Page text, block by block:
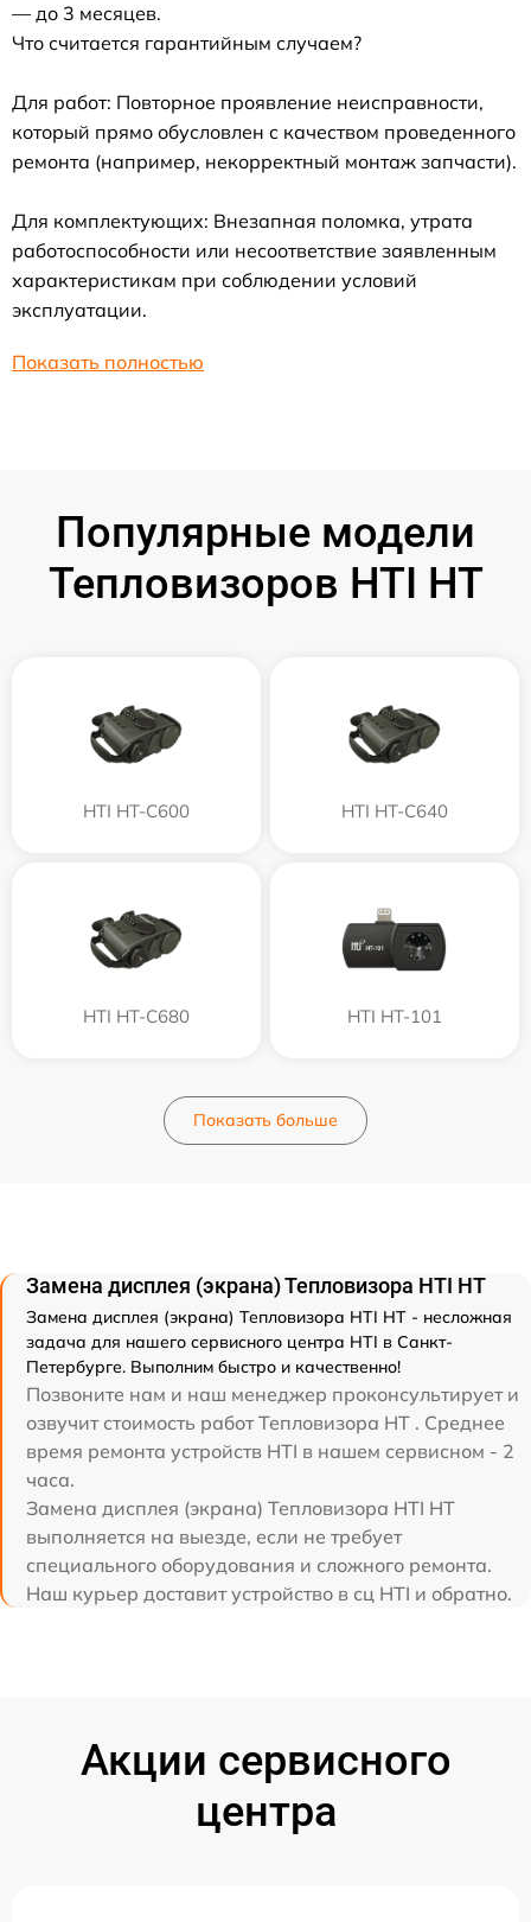
— до 3 месяцев.
Что считается гарантийным случаем?
Для работ: Повторное проявление неисправности,
который прямо обусловлен с качеством проведенного
ремонта (например, некорректный монтаж запчасти).
Для комплектующих: Внезапная поломка, утрата
работоспособности или несоответствие заявленным
характеристикам при соблюдении условий
эксплуатации.
Показать полностью
Популярные модели
Тепловизоров HTI HT
HTI HT-C600 HTI HT-C640
HTI HT-C680 HTI HT-101
Показать больше
Замена дисплея (экрана) Тепловизора HTI HT
Замена дисплея (экрана) Тепловизора HTI HT - несложная
задача для нашего сервисного центра HTI в Санкт-
Петербурге. Выполним быстро и качественно!
Позвоните нам и наш менеджер проконсультирует и
озвучит стоимость работ Тепловизора HT . Среднее
время ремонта устройств HTI в нашем сервисном - 2
часа.
Замена дисплея (экрана) Тепловизора HTI HT
выполняется на выезде, если не требует
специального оборудования и сложного ремонта.
Наш курьер доставит устройство в сц HTI и обратно.
Акции сервисного
центра